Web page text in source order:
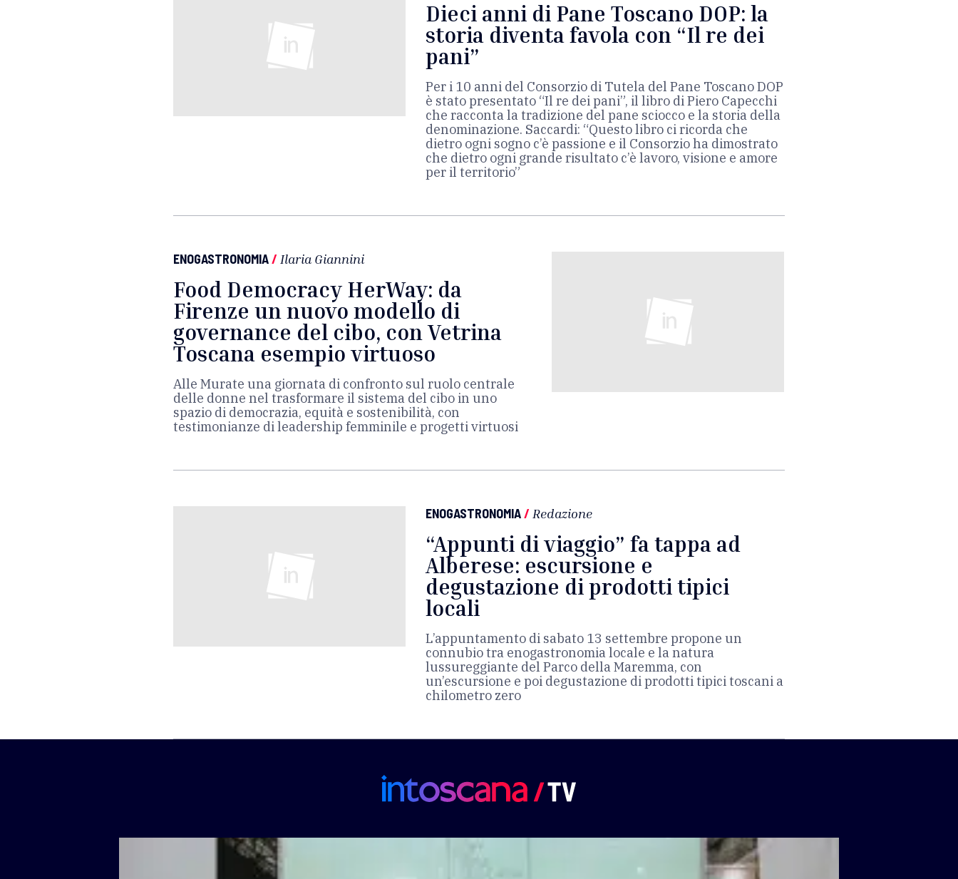
Dieci anni di Pane Toscano DOP: la
storia diventa favola con “Il re dei
pani”
Per i 10 anni del Consorzio di Tutela del Pane Toscano DOP
è stato presentato “Il re dei pani”, il libro di Piero Capecchi
che racconta la tradizione del pane sciocco e la storia della
denominazione. Saccardi: “Questo libro ci ricorda che
dietro ogni sogno c’è passione e il Consorzio ha dimostrato
che dietro ogni grande risultato c’è lavoro, visione e amore
per il territorio”
ENOGASTRONOMIA/ Ilaria Giannini
Food Democracy HerWay: da
Firenze un nuovo modello di
governance del cibo, con Vetrina
Toscana esempio virtuoso
Alle Murate una giornata di confronto sul ruolo centrale
delle donne nel trasformare il sistema del cibo in uno
spazio di democrazia, equità e sostenibilità, con
testimonianze di leadership femminile e progetti virtuosi
ENOGASTRONOMIA/ Redazione
“Appunti di viaggio” fa tappa ad
Alberese: escursione e
degustazione di prodotti tipici
locali
L’appuntamento di sabato 13 settembre propone un
connubio tra enogastronomia locale e la natura
lussureggiante del Parco della Maremma, con
un’escursione e poi degustazione di prodotti tipici toscani a
chilometro zero